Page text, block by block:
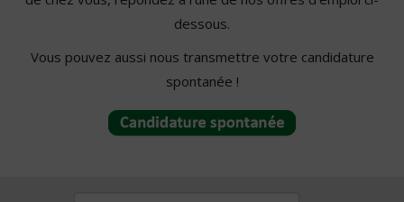
dessous.
Vous pouvez aussi nous transmettre votre candidature
spontanée !